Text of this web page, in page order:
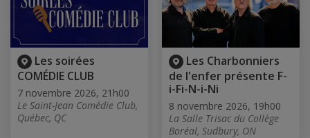
Les soirées
COMÉDIE CLUB
7 novembre 2026, 21h00
Le Saint-Jean Comédie Club,
Québec, QC
Les Charbonniers
de l'enfer présente F-
i-Fi-N-i-Ni
8 novembre 2026, 19h00
La Salle Trisac du Collège
Boréal, Sudbury, ON